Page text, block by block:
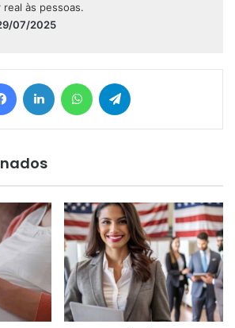
às pessoas.
07/2025
FacebookLinkedin WhatsApp